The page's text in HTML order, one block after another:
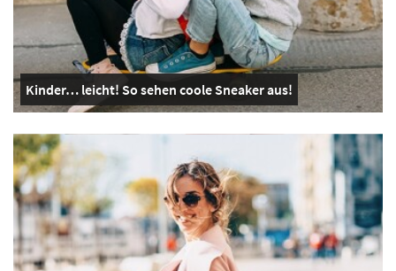
Kinder… leicht! So sehen coole Sneaker aus!